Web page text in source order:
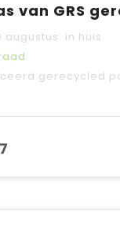
augustus in huis
gerecycled